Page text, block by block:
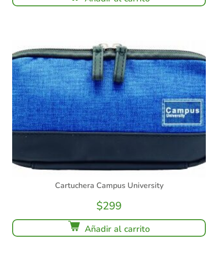
Cartuchera Campus University
$299
Añadir al carrito